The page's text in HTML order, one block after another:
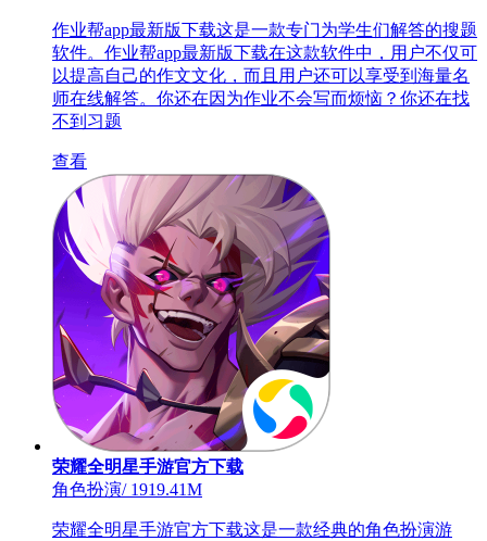
作业帮app最新版下载这是一款专门为学生们解答的搜题
软件。作业帮app最新版下载在这款软件中，用户不仅可
以提高自己的作文文化，而且用户还可以享受到海量名
师在线解答。你还在因为作业不会写而烦恼？你还在找
不到习题
查看
荣耀全明星手游官方下载
角色扮演/1919.41M
荣耀全明星手游官方下载这是一款经典的角色扮演游